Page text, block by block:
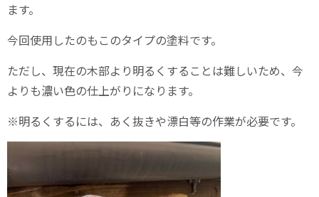
ます。
今回使用したのもこのタイプの塗料です。
ただし、現在の木部より明るくすることは難しいため、今
よりも濃い色の仕上がりになります。
※明るくするには、あく抜きや漂白等の作業が必要です。